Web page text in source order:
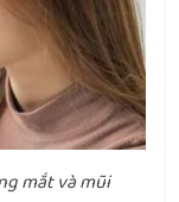
mắt và mũi